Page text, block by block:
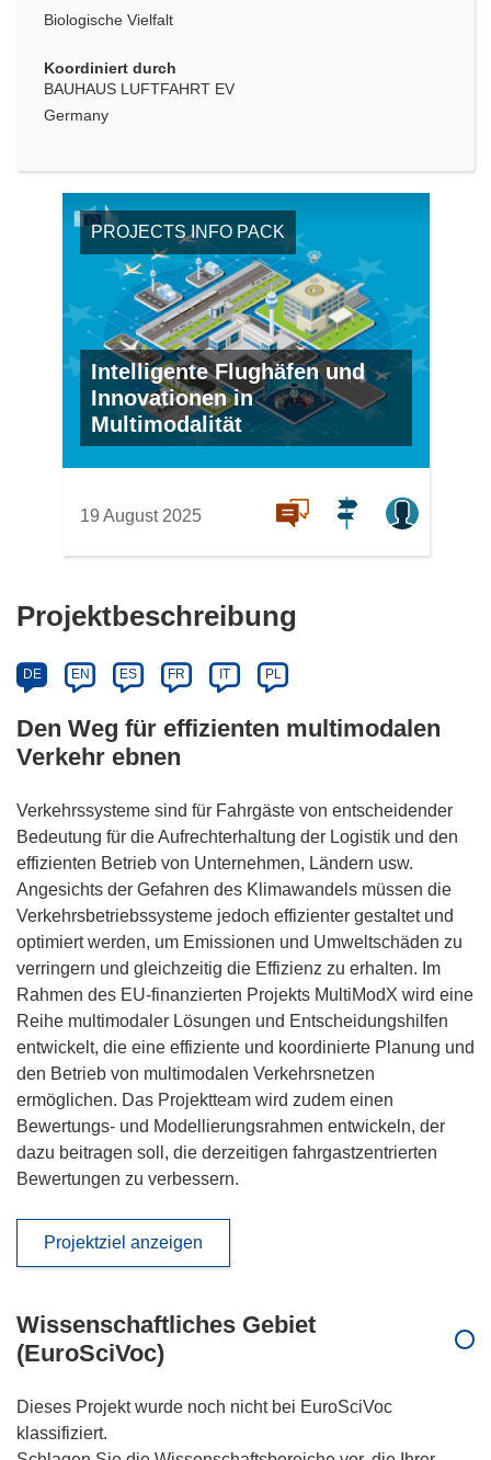
Biologische Vielfalt
Koordiniert durch
BAUHAUS LUFTFAHRT EV
Germany
PROJECTS INFO PACK
Intelligente Flughäfen und
Innovationen in
Multimodalität
19 August 2025
Projektbeschreibung
DE EN ES FR IT PL
Den Weg für effizienten multimodalen
Verkehr ebnen
Verkehrssysteme sind für Fahrgäste von entscheidender
Bedeutung für die Aufrechterhaltung der Logistik und den
effizienten Betrieb von Unternehmen, Ländern usw.
Angesichts der Gefahren des Klimawandels müssen die
Verkehrsbetriebssysteme jedoch effizienter gestaltet und
optimiert werden, um Emissionen und Umweltschäden zu
verringern und gleichzeitig die Effizienz zu erhalten. Im
Rahmen des EU-finanzierten Projekts MultiModX wird eine
Reihe multimodaler Lösungen und Entscheidungshilfen
entwickelt, die eine effiziente und koordinierte Planung und
den Betrieb von multimodalen Verkehrsnetzen
ermöglichen. Das Projektteam wird zudem einen
Bewertungs- und Modellierungsrahmen entwickeln, der
dazu beitragen soll, die derzeitigen fahrgastzentrierten
Bewertungen zu verbessern.
Projektziel anzeigen
Wissenschaftliches Gebiet
(EuroSciVoc)
Dieses Projekt wurde noch nicht bei EuroSciVoc
klassifiziert.